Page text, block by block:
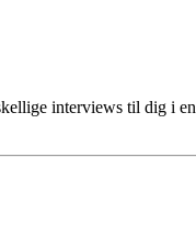
interviews til dig i en